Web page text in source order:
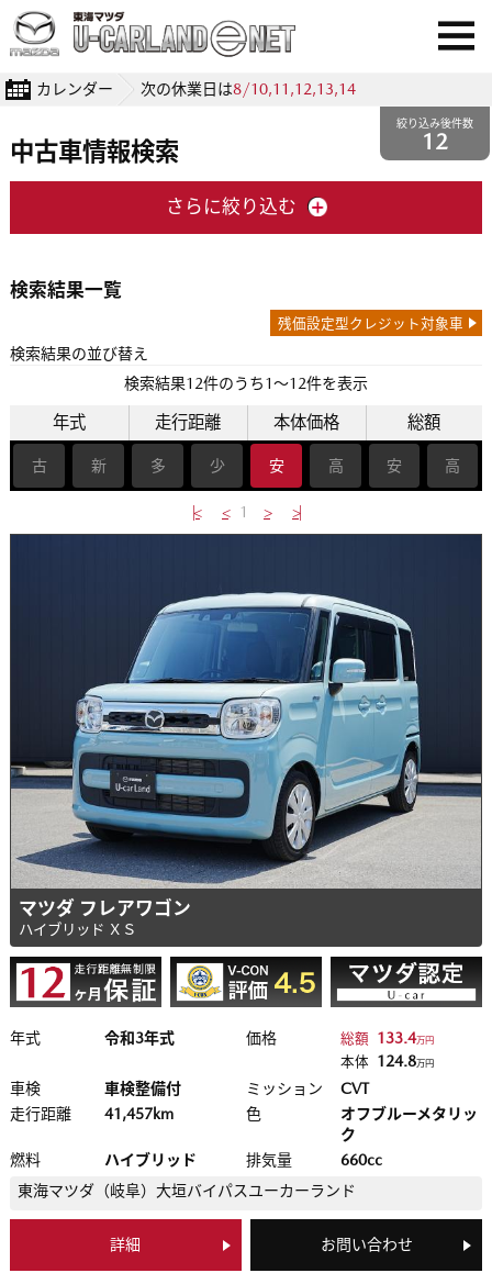
カレンダー 次の休業日は8/10,11,12,13,14
絞り込み後件数
12
中古車情報検索
さらに絞り込む
検索結果一覧
残価設定型クレジット対象車
検索結果の並び替え
検索結果12件のうち1〜12件を表示
年式 走行距離 本体価格 総額
古 新 多 少 安 高 安 高
|< < 1 > >|
マツダ フレアワゴン
ハイブリッド ＸＳ
年式 令和3年式 価格 総額 133.4万円
本体 124.8万円
車検 車検整備付 ミッション
CVT
走行距離
41,457km 色
オフブルーメタリッ
ク
燃料
ハイブリッド 排気量
660cc
東海マツダ（岐阜） 大垣バイパスユーカーランド
詳細 お問い合わせ